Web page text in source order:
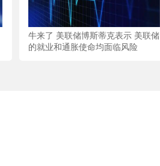
牛来了 美联储博斯蒂克表示 美联储
的就业和通胀使命均面临风险